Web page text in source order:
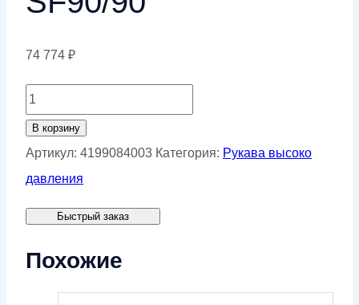
74 774 ₽
Количество
товара
Рукав
высокого
50.EHT.2".830.SF90-
SF90/90
В корзину
Артикул: 4199084003 Категория: Рукава высоко
давления
Быстрый заказ
Похожие